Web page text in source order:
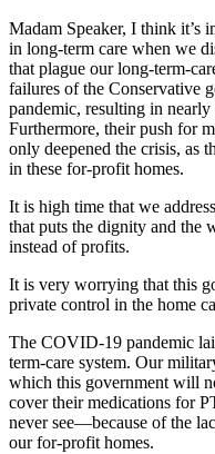
Madam Speaker, I think it’s
in long-term care when we
that plague our long-term-
failures of the Conservative
pandemic, resulting in
Furthermore, their push for
only deepened the crisis, as
in these for-profit homes.
It is high time that we
that puts the dignity and the
instead of profits.
It is very worrying that this
private control in the home
The COVID-19 pandemic
term-care system. Our
which this government will
cover their medications for
never see—because of the
our for-profit homes.